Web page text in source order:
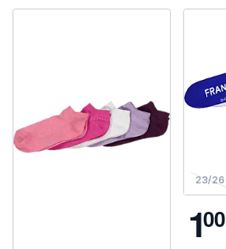
23/26
100